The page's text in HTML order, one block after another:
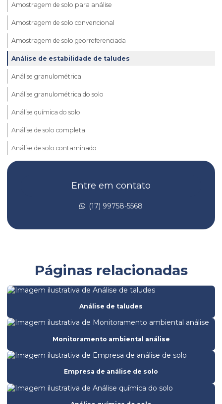
Amostragem de solo para análise
Amostragem de solo convencional
Amostragem de solo georreferenciada
Análise de estabilidade de taludes
Análise granulométrica
Análise granulométrica do solo
Análise química do solo
Análise de solo completa
Análise de solo contaminado
Análise de solo laboratório
Avaliação de risco de toxicidade
Batimetria empresas
Batimetria de lagos
Empresa de análise de solo
Entre em contato
(17) 99758-5568
Páginas relacionadas
Análise de taludes
Monitoramento ambiental análise
Empresa de análise de solo